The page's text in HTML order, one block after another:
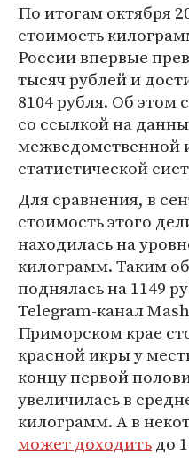
По итогам октября
стоимость
России впервые
тысяч рублей и
8104 рубля. Об этом
со ссылкой на
межведомственной
статистической
Для сравнения, в
стоимость этого
находилась на
килограмм. Таким
поднялась на 1149
Telegram-канал
Приморском крае
красной икры у
концу первой
увеличилась в
килограмм. А в
может доходитьдо